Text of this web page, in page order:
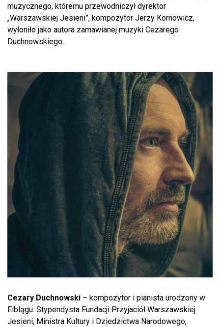
muzycznego, któremu przewodniczył dyrektor
„Warszawskiej Jesieni”, kompozytor Jerzy Kornowicz,
wyłoniło jako autora zamawianej muzyki Cezarego
Duchnowskiego.
Cezary Duchnowski – kompozytor i pianista urodzony w
Elblągu. Stypendysta Fundacji Przyjaciół Warszawskiej
Jesieni, Ministra Kultury i Dziedzictwa Narodowego,